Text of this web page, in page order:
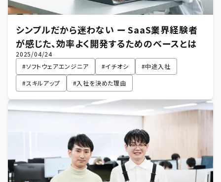
シンプルだから迷わない ー SaaS業界経験者
が感じた、効率よく開発するためのベースとは
2025/04/24
#ソフトウェアエンジニア #イチオシ #中途入社
#スキルアップ #入社を決めた理由